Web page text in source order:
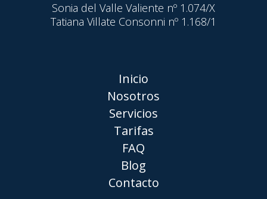
Sonia del Valle Valiente nº 1.074/X
Tatiana Villate Consonni nº 1.168/1
Inicio
Nosotros
Servicios
Tarifas
FAQ
Blog
Contacto